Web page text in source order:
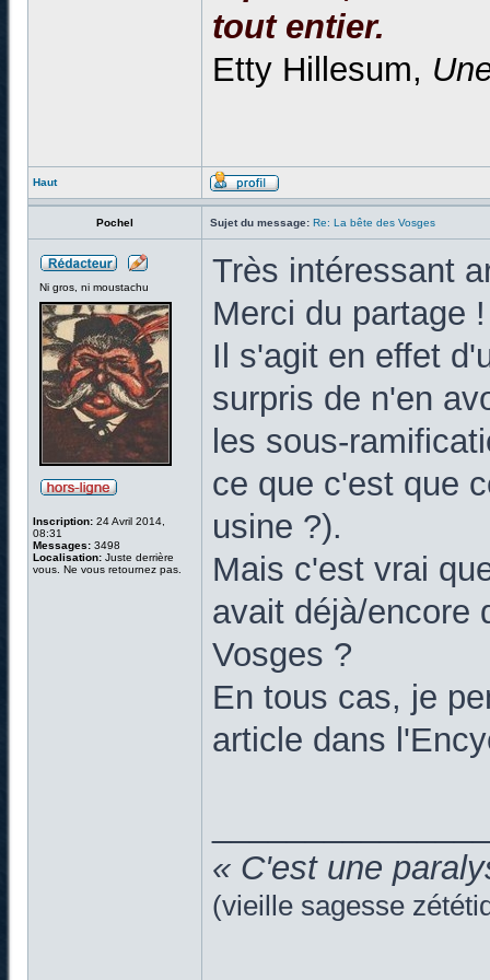
tout entier.
Etty Hillesum,
Haut
Pochel Sujet du message: Re: La bête des Vosges
Ni gros, ni moustachu
Inscription: 24 Avril 2014,
08:31
Messages: 3498
Localisation: Juste derrière
vous. Ne vous retournez pas.
Très intéressant
Merci du partage !
Il s'agit en effet
surpris de n'en
les sous-
ce que c'est que
usine ?).
Mais c'est vrai
avait déjà/encore
Vosges ?
En tous cas, je
article dans
« C'est une
(vieille sagesse